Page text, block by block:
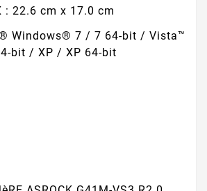
: 22.6 cm x 17.0 cm
Windows® 7 / 7 64-bit / Vista™
bit / XP / XP 64-bit